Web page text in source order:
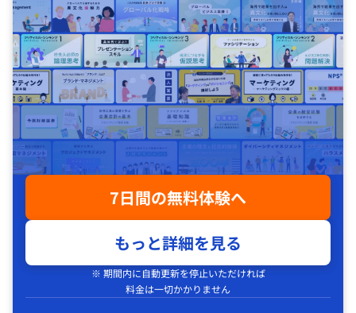
7日間の無料体験へ
もっと詳細を見る
※ 期間内に自動更新を停止いただければ
料金は一切かかりません